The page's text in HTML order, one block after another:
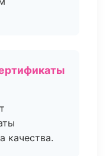
качества.